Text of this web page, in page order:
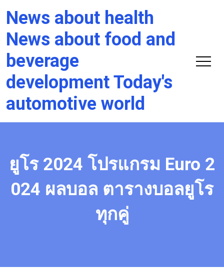
News about health
News about food and
beverage
development Today's
automotive world
ยูโร 2024 โปรแกรม Euro 2
024 ผลบอล ตารางบอลยูโร
ทุกคู่